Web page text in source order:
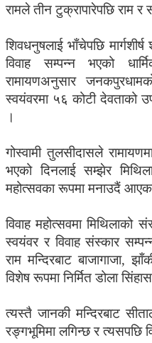
रामले तीन टुक्रापारेपछि राम र
शिवधनुषलाई भाँचेपछि
विवाह सम्पन्न भएको
रामायणअनुसार
स्वयंवरमा ५६ कोटी देवताको
।
गोस्वामी तुलसीदासले
भएको दिनलाई सम्झेर
महोत्सवका रूपमा मनाउदैं
विवाह महोत्सवमा
स्वयंवर र विवाह संस्कार
राम मन्दिरबाट बाजागाजा,
विशेष रूपमा निर्मित डोला
त्यस्तै जानकी मन्दिरबाट
रङ्गभूमिमा लगिन्छ र त्यसपछि